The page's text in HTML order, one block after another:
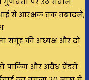
से आरक्षक तक तबादले,
समूह की अध्यक्ष और दो
पार्किंग और अवैध वेंडरों